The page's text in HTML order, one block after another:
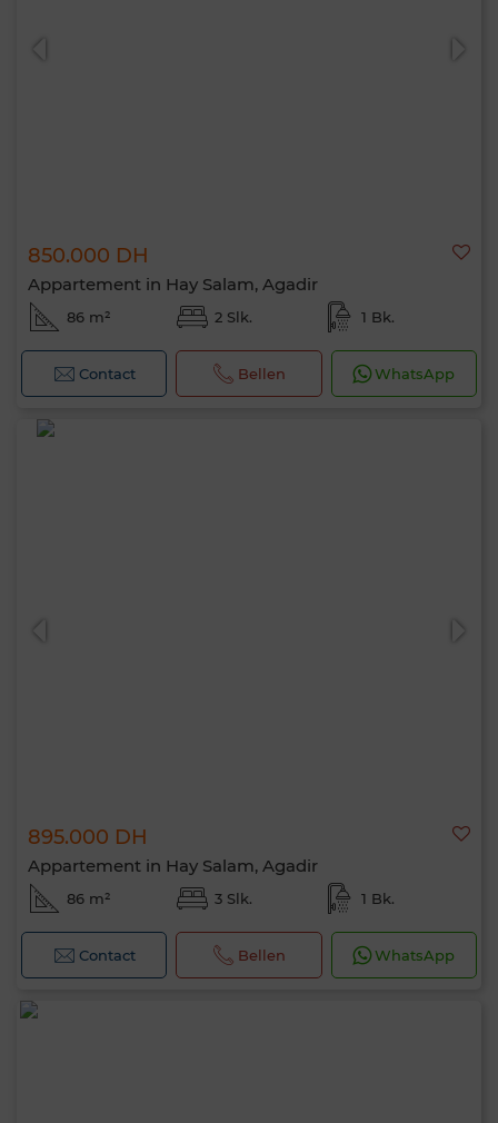
850.000 DH
Appartement in Hay Salam, Agadir
86 m² 2 Slk. 1 Bk.
Contact Bellen WhatsApp
895.000 DH
Appartement in Hay Salam, Agadir
86 m² 3 Slk. 1 Bk.
Contact Bellen WhatsApp